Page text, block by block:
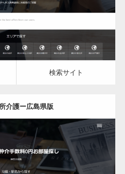
検索サイト
介護ー広島県版